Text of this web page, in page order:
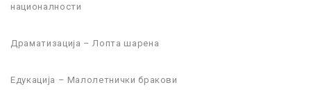
националности
Драматизација – Лопта шарена
Едукација – Малолетнички бракови